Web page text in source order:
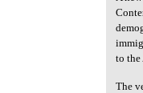
to the
The